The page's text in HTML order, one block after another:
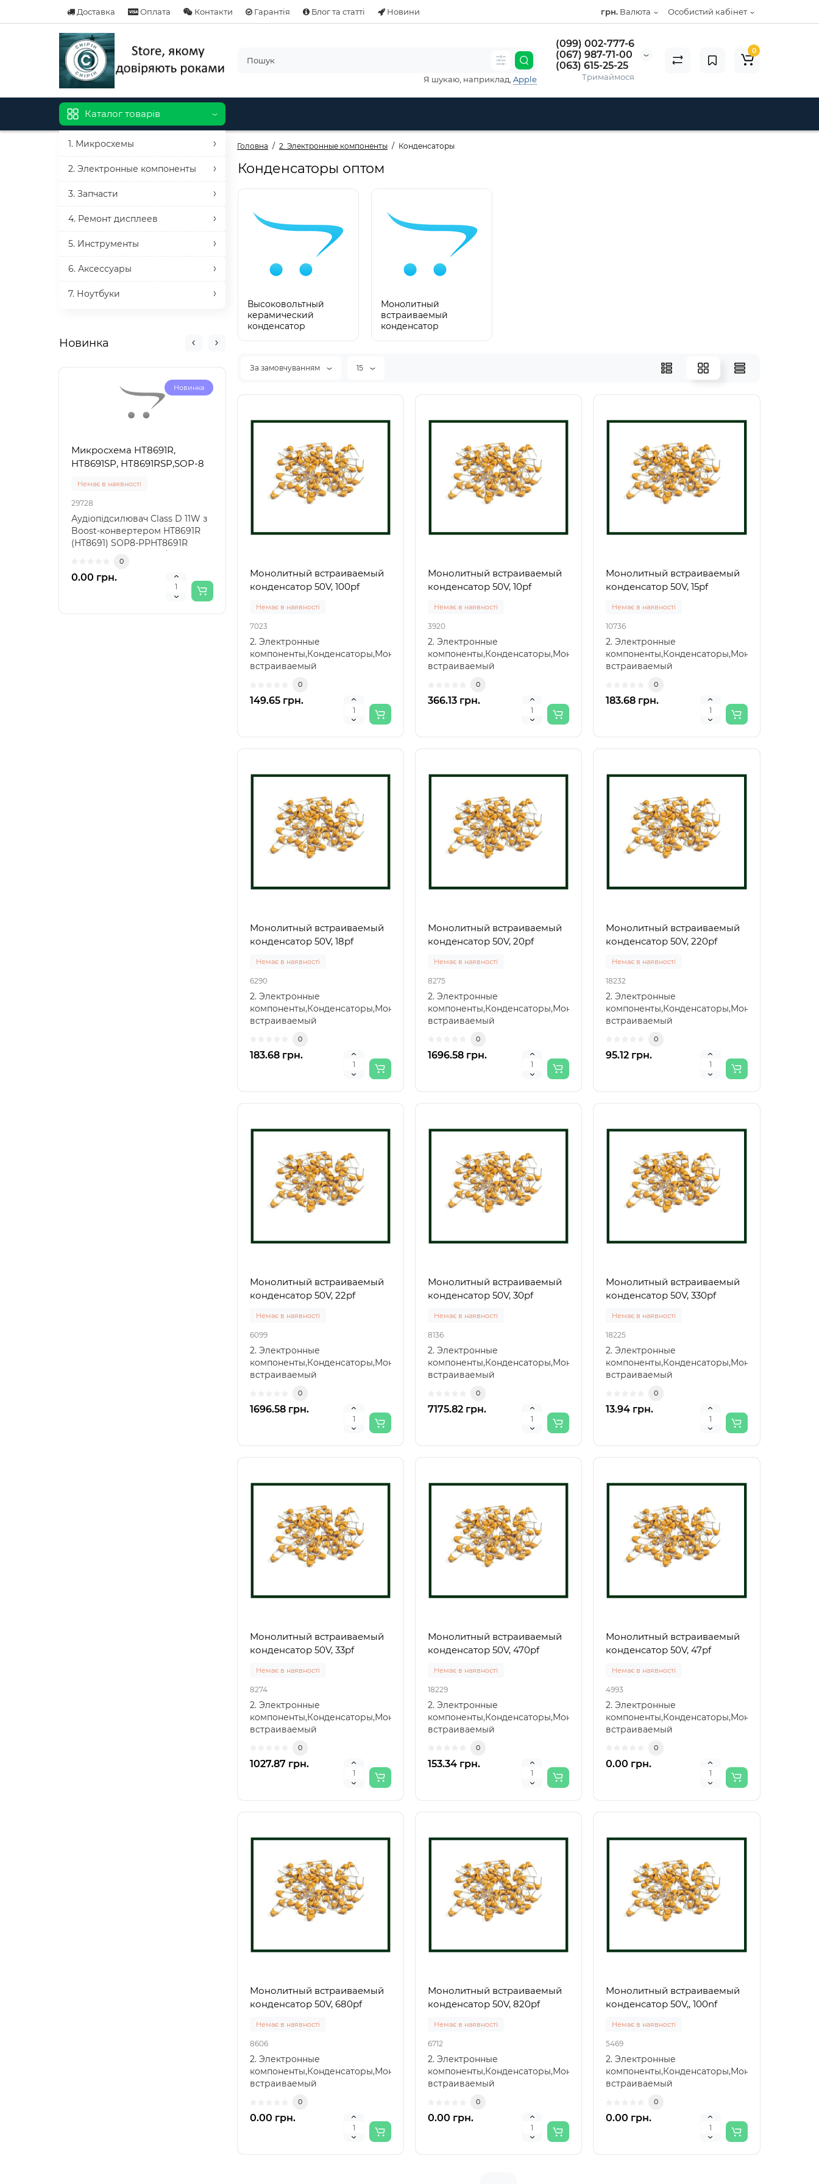
Доставка Оплата Контакти Гарантія Блог та статті Новини Особистий кабінет
грн. Валюта
(099) 002-777-6
(067) 987-71-00
(063) 615-25-25
Тримаймося
Я шукаю, наприклад, Apple
0
Каталог товарів
1. Микросхемы
2. Электронные компоненты
3. Запчасти
4. Ремонт дисплеев
5. Инструменты
6. Аксессуары
7. Ноутбуки
Головна 2. Электронные компоненты Конденсаторы
Новинка
Новинка
Микросхема HT8691R,
HT8691SP, HT8691RSP,SOP-8
Немає в наявності
29728
Аудіопідсилювач Class D 11W з
Boost-конвертером HT8691R
(HT8691) SOP8-PPHT8691R
0
0.00 грн.
Микросхема HT8692,
HT8692SP, HT8692L, SOP-16
Немає в наявності
з Boost-перетворювачем
0.00 грн.
Микросхема HT8693,
HT8693SP, HT8693B, SOP-8
Немає в наявності
10W HT8693 (HT8693SP /
HT8693SP..
0.00 грн.
Конденсаторы оптом
Высоковольтный
керамический
конденсатор
Монолитный
встраиваемый
конденсатор
За замовчуванням 15
Монолитный встраиваемый
конденсатор 50V, 100pf
Немає в наявності
7023
2. Электронные
компоненты,Конденсаторы,Монолитный
встраиваемый
0
149.65 грн.
Монолитный встраиваемый
конденсатор 50V, 10pf
Немає в наявності
3920
2. Электронные
компоненты,Конденсаторы,Монолитный
встраиваемый
0
366.13 грн.
Монолитный встраиваемый
конденсатор 50V, 15pf
Немає в наявності
10736
2. Электронные
компоненты,Конденсаторы,Монолитный
встраиваемый
0
183.68 грн.
Монолитный встраиваемый
конденсатор 50V, 18pf
Немає в наявності
6290
2. Электронные
компоненты,Конденсаторы,Монолитный
встраиваемый
встраиваемый к..
0
183.68 грн.
Монолитный встраиваемый
конденсатор 50V, 20pf
Немає в наявності
8275
2. Электронные
компоненты,Конденсаторы,Монолитный
встраиваемый
встраиваемый к..
0
1696.58 грн.
Монолитный встраиваемый
конденсатор 50V, 220pf
Немає в наявності
18232
2. Электронные
компоненты,Конденсаторы,Монолитный
встраиваемый
встраиваемый к..
0
95.12 грн.
Монолитный встраиваемый
конденсатор 50V, 22pf
Немає в наявності
6099
2. Электронные
компоненты,Конденсаторы,Монолитный
встраиваемый
встраиваемый к..
0
1696.58 грн.
Монолитный встраиваемый
конденсатор 50V, 30pf
Немає в наявності
8136
2. Электронные
компоненты,Конденсаторы,Монолитный
встраиваемый
встраиваемый к..
0
7175.82 грн.
Монолитный встраиваемый
конденсатор 50V, 330pf
Немає в наявності
18225
2. Электронные
компоненты,Конденсаторы,Монолитный
встраиваемый
встраиваемый к..
0
13.94 грн.
Монолитный встраиваемый
конденсатор 50V, 33pf
Немає в наявності
8274
2. Электронные
компоненты,Конденсаторы,Монолитный
встраиваемый
встраиваемый к..
0
1027.87 грн.
Монолитный встраиваемый
конденсатор 50V, 470pf
Немає в наявності
18229
2. Электронные
компоненты,Конденсаторы,Монолитный
встраиваемый
встраиваемый к..
0
153.34 грн.
Монолитный встраиваемый
конденсатор 50V, 47pf
Немає в наявності
4993
2. Электронные
компоненты,Конденсаторы,Монолитный
встраиваемый
встраиваемый к..
0
0.00 грн.
Монолитный встраиваемый
конденсатор 50V, 680pf
Немає в наявності
8606
2. Электронные
компоненты,Конденсаторы,Монолитный
встраиваемый
встраиваемый к..
0
0.00 грн.
Монолитный встраиваемый
конденсатор 50V, 820pf
Немає в наявності
6712
2. Электронные
компоненты,Конденсаторы,Монолитный
встраиваемый
встраиваемый к..
0
0.00 грн.
Монолитный встраиваемый
конденсатор 50V,, 100nf
Немає в наявності
5469
2. Электронные
компоненты,Конденсаторы,Монолитный
встраиваемый
встраиваемый к..
0
0.00 грн.